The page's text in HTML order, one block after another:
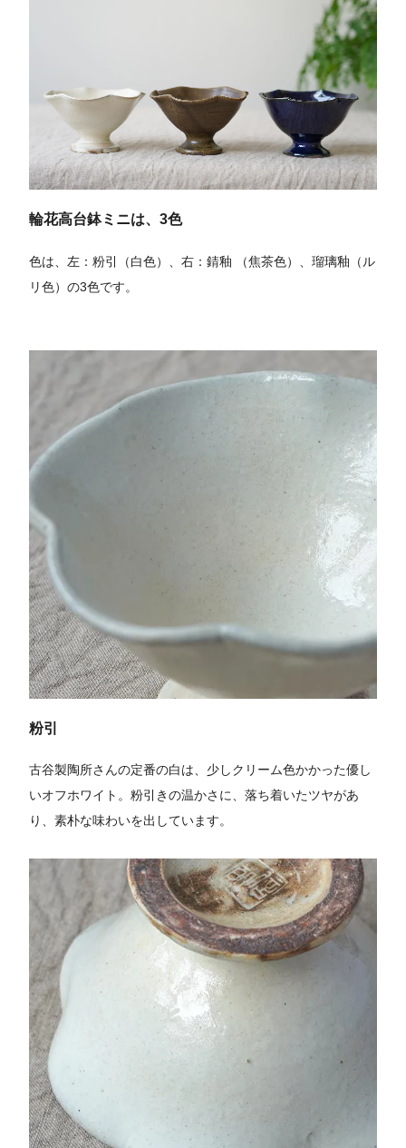
輪花高台鉢ミニは、3色
色は、左：粉引（白色）、右：錆釉 （焦茶色）、瑠璃釉（ル
リ色）の3色です。
粉引
古谷製陶所さんの定番の白は、少しクリーム色かかった優し
いオフホワイト。粉引きの温かさに、落ち着いたツヤがあ
り、素朴な味わいを出しています。